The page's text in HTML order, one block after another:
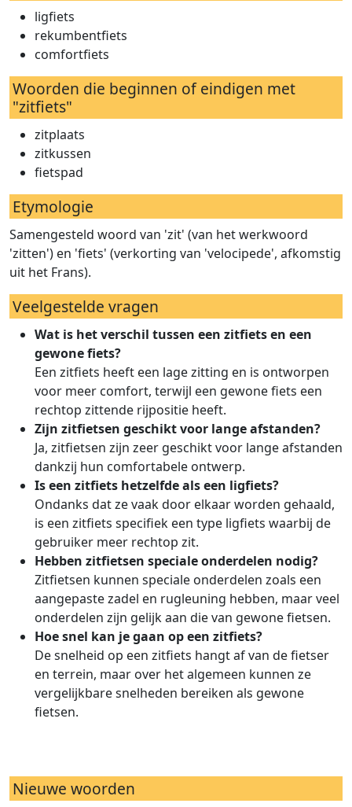
ligfiets
rekumbentfiets
comfortfiets
Woorden die beginnen of eindigen met
"zitfiets"
zitplaats
zitkussen
fietspad
Etymologie
Samengesteld woord van 'zit' (van het werkwoord
'zitten') en 'fiets' (verkorting van 'velocipede', afkomstig
uit het Frans).
Veelgestelde vragen
Wat is het verschil tussen een zitfiets en een
gewone fiets?
Een zitfiets heeft een lage zitting en is ontworpen
voor meer comfort, terwijl een gewone fiets een
rechtop zittende rijpositie heeft.
Zijn zitfietsen geschikt voor lange afstanden?
Ja, zitfietsen zijn zeer geschikt voor lange afstanden
dankzij hun comfortabele ontwerp.
Is een zitfiets hetzelfde als een ligfiets?
Ondanks dat ze vaak door elkaar worden gehaald,
is een zitfiets specifiek een type ligfiets waarbij de
gebruiker meer rechtop zit.
Hebben zitfietsen speciale onderdelen nodig?
Zitfietsen kunnen speciale onderdelen zoals een
aangepaste zadel en rugleuning hebben, maar veel
onderdelen zijn gelijk aan die van gewone fietsen.
Hoe snel kan je gaan op een zitfiets?
De snelheid op een zitfiets hangt af van de fietser
en terrein, maar over het algemeen kunnen ze
vergelijkbare snelheden bereiken als gewone
fietsen.
Nieuwe woorden